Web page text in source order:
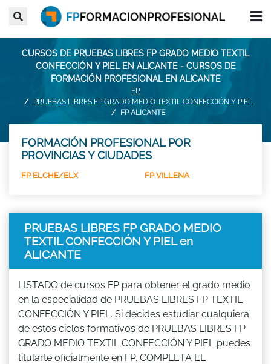
CURSOS DE PRUEBAS LIBRES FP GRADO MEDIO TEXTIL
CONFECCIÓN Y PIEL EN ALICANTE - CURSOS DE
FORMACIÓN PROFESIONAL EN ALICANTE
FP
PRUEBAS LIBRES FP GRADO MEDIO TEXTIL CONFECCIÓN Y PIEL
FP ALICANTE
FORMACIÓN PROFESIONAL POR
PROVINCIAS Y CIUDADES
FP ELCHE/ELX FP VILLENA
PRUEBAS LIBRES FP GRADO MEDIO
TEXTIL CONFECCIÓN Y PIEL en
ALICANTE
LISTADO de cursos FP para obtener el grado medio
en la especialidad de PRUEBAS LIBRES FP TEXTIL
CONFECCIÓN Y PIEL. Si decides estudiar cualquiera
de estos ciclos formativos de PRUEBAS LIBRES FP
GRADO MEDIO TEXTIL CONFECCIÓN Y PIEL puedes
titularte oficialmente en FP. COMPLETA EL